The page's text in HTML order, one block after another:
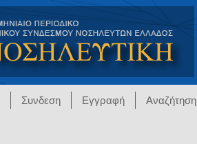
Συνδεση Εγγραφή Αναζήτηση